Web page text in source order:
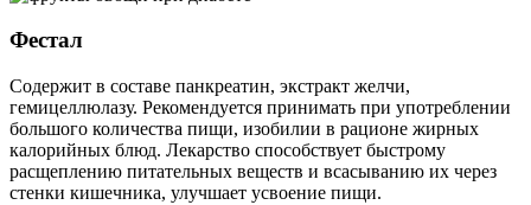
Фестал
Содержит в составе панкреатин, экстракт желчи,
гемицеллюлазу. Рекомендуется принимать при употреблении
большого количества пищи, изобилии в рационе жирных
калорийных блюд. Лекарство способствует быстрому
расщеплению питательных веществ и всасыванию их через
стенки кишечника, улучшает усвоение пищи.